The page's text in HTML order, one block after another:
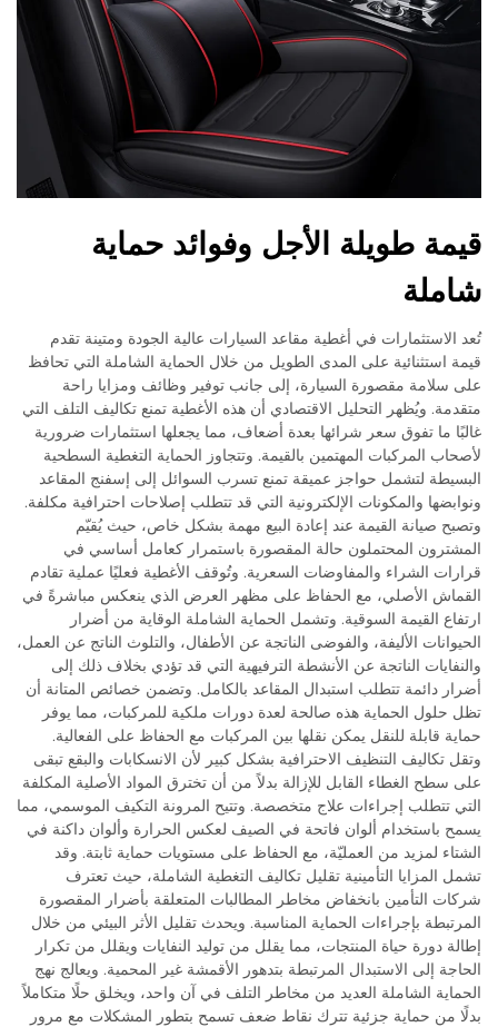
قيمة طويلة الأجل وفوائد حماية
شاملة
تُعد الاستثمارات في أغطية مقاعد السيارات عالية الجودة ومتينة تقدم
قيمة استثنائية على المدى الطويل من خلال الحماية الشاملة التي تحافظ
على سلامة مقصورة السيارة، إلى جانب توفير وظائف ومزايا راحة
متقدمة. ويُظهر التحليل الاقتصادي أن هذه الأغطية تمنع تكاليف التلف التي
غالبًا ما تفوق سعر شرائها بعدة أضعاف، مما يجعلها استثمارات ضرورية
لأصحاب المركبات المهتمين بالقيمة. وتتجاوز الحماية التغطية السطحية
البسيطة لتشمل حواجز عميقة تمنع تسرب السوائل إلى إسفنج المقاعد
ونوابضها والمكونات الإلكترونية التي قد تتطلب إصلاحات احترافية مكلفة.
وتصبح صيانة القيمة عند إعادة البيع مهمة بشكل خاص، حيث يُقيّم
المشترون المحتملون حالة المقصورة باستمرار كعامل أساسي في
قرارات الشراء والمفاوضات السعرية. وتُوقف الأغطية فعليًا عملية تقادم
القماش الأصلي، مع الحفاظ على مظهر العرض الذي ينعكس مباشرةً في
ارتفاع القيمة السوقية. وتشمل الحماية الشاملة الوقاية من أضرار
الحيوانات الأليفة، والفوضى الناتجة عن الأطفال، والتلوث الناتج عن العمل،
والنفايات الناتجة عن الأنشطة الترفيهية التي قد تؤدي بخلاف ذلك إلى
أضرار دائمة تتطلب استبدال المقاعد بالكامل. وتضمن خصائص المتانة أن
تظل حلول الحماية هذه صالحة لعدة دورات ملكية للمركبات، مما يوفر
حماية قابلة للنقل يمكن نقلها بين المركبات مع الحفاظ على الفعالية.
وتقل تكاليف التنظيف الاحترافية بشكل كبير لأن الانسكابات والبقع تبقى
على سطح الغطاء القابل للإزالة بدلاً من أن تخترق المواد الأصلية المكلفة
التي تتطلب إجراءات علاج متخصصة. وتتيح المرونة التكيف الموسمي، مما
يسمح باستخدام ألوان فاتحة في الصيف لعكس الحرارة وألوان داكنة في
الشتاء لمزيد من العمليّة، مع الحفاظ على مستويات حماية ثابتة. وقد
تشمل المزايا التأمينية تقليل تكاليف التغطية الشاملة، حيث تعترف
شركات التأمين بانخفاض مخاطر المطالبات المتعلقة بأضرار المقصورة
المرتبطة بإجراءات الحماية المناسبة. ويحدث تقليل الأثر البيئي من خلال
إطالة دورة حياة المنتجات، مما يقلل من توليد النفايات ويقلل من تكرار
الحاجة إلى الاستبدال المرتبطة بتدهور الأقمشة غير المحمية. ويعالج نهج
الحماية الشاملة العديد من مخاطر التلف في آن واحد، ويخلق حلًا متكاملاً
بدلًا من حماية جزئية تترك نقاط ضعف تسمح بتطور المشكلات مع مرور